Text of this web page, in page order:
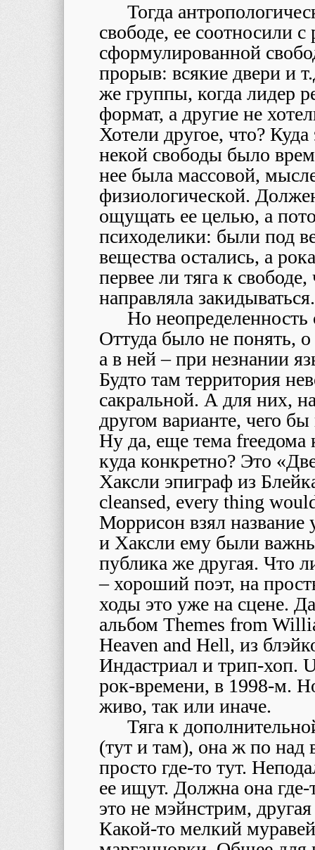
Тогда
свободе, ее соотносили
сформулированной
прорыв: всякие двери и
же группы, когда лидер
формат, а другие не
Хотели другое, что?
некой свободы было
нее была массовой,
физиологической.
ощущать ее целью, а
психоделики: были под
вещества остались, а
первее ли тяга к
направляла закидываться.
Но
Оттуда было не понять,
а в ней – при незнании
Будто там территория
сакральной. А для них,
другом варианте, чего
Ну да, еще тема freeдома
куда конкретно? Это
Хаксли эпиграф из
cleansed, every thing
Моррисон взял название
и Хаксли ему были
публика же другая. Что
– хороший поэт, на
ходы это уже на сцене.
альбом Themes from
Heaven and Hell, из
Индастриал и трип-хоп.
рок-времени, в 1998-м.
живо, так или иначе.
Тяга к
(тут и там), она ж по над
просто где-то тут.
ее ищут. Должна она
это не мэйнстрим,
Какой-то мелкий